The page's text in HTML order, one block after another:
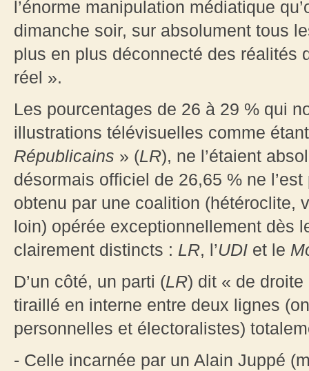
l’énorme manipulation médiatique
dimanche soir, sur absolument tous
plus en plus déconnecté des réalités
réel ».
Les pourcentages de 26 à 29 % qui
illustrations télévisuelles comme
Républicains » (LR), ne l’étaient
désormais officiel de 26,65 % ne
obtenu par une coalition (hétéroclite,
loin) opérée exceptionnellement dès
clairement distincts : LR, l’UDI et le
D’un côté, un parti (LR) dit « de droite
tiraillé en interne entre deux lignes
personnelles et électoralistes)
- Celle incarnée par un Alain Juppé